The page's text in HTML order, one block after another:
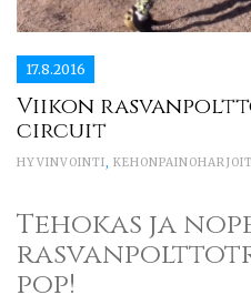
17.8.2016
Viikon
circuit
HYVINVOINTI,
Tehokas ja
pop!